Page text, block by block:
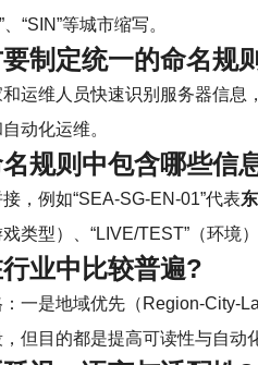
“SIN”等城市缩写。
制定统一的命名规
运维人员快速识别服务器信息
动化运维。
规则中包含哪些信
，例如“SEA-SG-EN-01”代表
类型）、“LIVE/TEST”（环境
业中比较普遍?
一是地域优先（Region-City-
但目的都是提高可读性与自动